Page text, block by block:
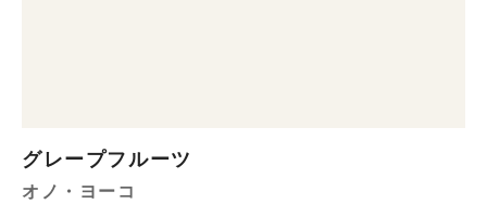
グレープフルーツ
オノ・ヨーコ